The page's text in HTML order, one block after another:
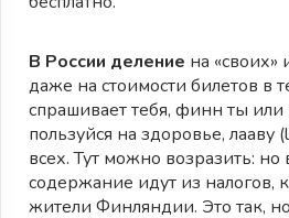
В России деление на «своих»
даже на стоимости билетов в
спрашивает тебя, финн ты или
пользуйся на здоровье, лааву
всех. Тут можно возразить:
содержание идут из налогов,
жители Финляндии. Это так,